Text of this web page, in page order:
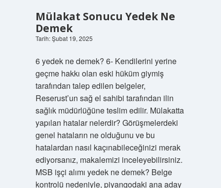
Mülakat Sonucu Yedek Ne
Demek
Tarih: Şubat 19, 2025
6 yedek ne demek? 6- Kendilerini yerine
geçme hakkı olan eski hüküm giymiş
tarafından talep edilen belgeler,
Reserust’un sağ el sahibi tarafından ilin
sağlık müdürlüğüne teslim edilir. Mülakatta
yapılan hatalar nelerdir? Görüşmelerdeki
genel hataların ne olduğunu ve bu
hatalardan nasıl kaçınabileceğinizi merak
ediyorsanız, makalemizi inceleyebilirsiniz.
MSB işçi alımı yedek ne demek? Belge
kontrolü nedeniyle, piyangodaki ana aday